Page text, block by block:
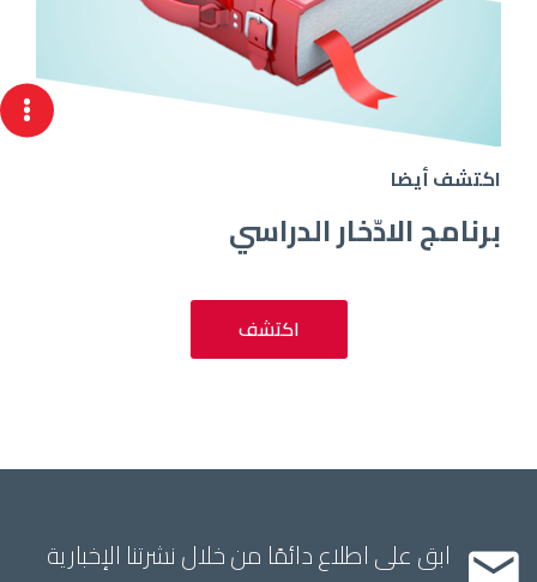
اكتشف أيضا
برنامج الادّخار الدراسي
اكتشف
ابق على اطلاع دائمًا من خلال نشرتنا الإخبارية